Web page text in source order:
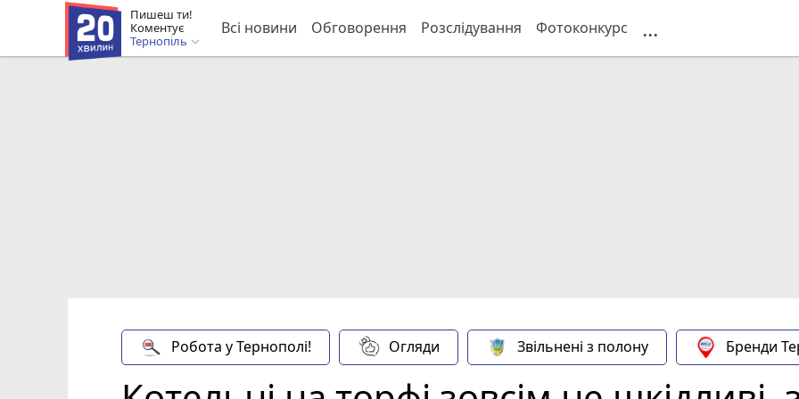
Пишеш ти!
Коментує
Тернопіль
Всі новини Обговорення Розслідування Фотоконкурс ...
Робота у Тернополі! Огляди Звільнені з полону Бренди